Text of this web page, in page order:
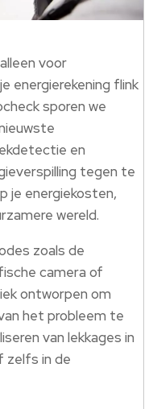
voor
energierekening flink
sporen we
en
tegen te
je energiekosten,
wereld.​
zoals de
camera of
ontworpen om
het probleem te
van lekkages in
zelfs in de